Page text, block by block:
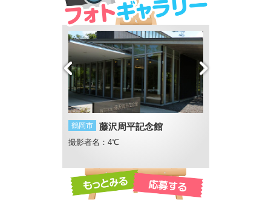
鶴岡市 藤沢周平記念館
撮影者名：4℃